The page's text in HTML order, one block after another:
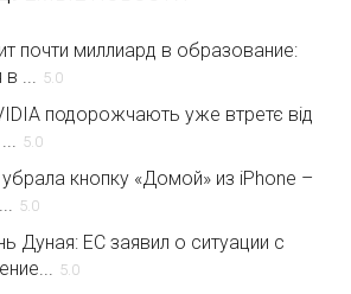
почти миллиард в образование:
в ... 5.0
подорожчають уже втретє від
5.0
кнопку «Домой» из iPhone –
5.0
Дуная: ЕС заявил о ситуации с
5.0